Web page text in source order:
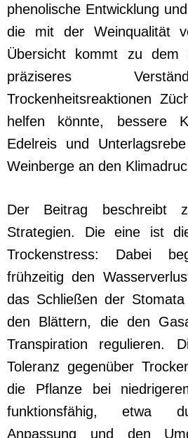
phenolische Entwicklung
die mit der Weinqualität
Übersicht kommt zu dem
präziseres
Trockenheitsreaktionen
helfen könnte, bessere
Edelreis und
Weinberge an den
Der Beitrag beschreibt
Strategien. Die eine ist
Trockenstress: Dabei
frühzeitig den
das Schließen der
den Blättern, die den
Transpiration regulieren.
Toleranz gegenüber
die Pflanze bei
funktionsfähig, etwa
Anpassung und den